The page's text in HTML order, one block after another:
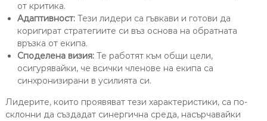
от критика.
Адаптивност:Тези лидери са гъвкави и готови да
коригират стратегиите си въз основа на обратната
връзка от екипа.
Споделена визия:Те работят към общи цели,
осигурявайки, че всички членове на екипа са
синхронизирани в усилията си.
Лидерите, които проявяват тези характеристики, са по-
склонни да създадат синергична среда, насърчавайки